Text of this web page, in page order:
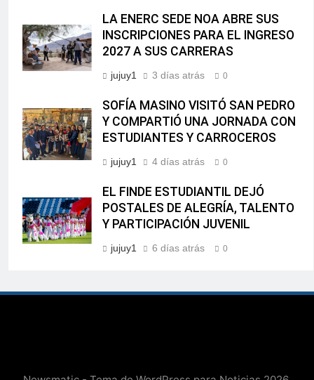
LA ENERC SEDE NOA ABRE SUS
INSCRIPCIONES PARA EL INGRESO
2027 A SUS CARRERAS
jujuy1 3 días atrás 0
SOFÍA MASINO VISITÓ SAN PEDRO
Y COMPARTIÓ UNA JORNADA CON
ESTUDIANTES Y CARROCEROS
jujuy1 4 días atrás 0
EL FINDE ESTUDIANTIL DEJÓ
POSTALES DE ALEGRÍA, TALENTO
Y PARTICIPACIÓN JUVENIL
jujuy1 6 días atrás 0